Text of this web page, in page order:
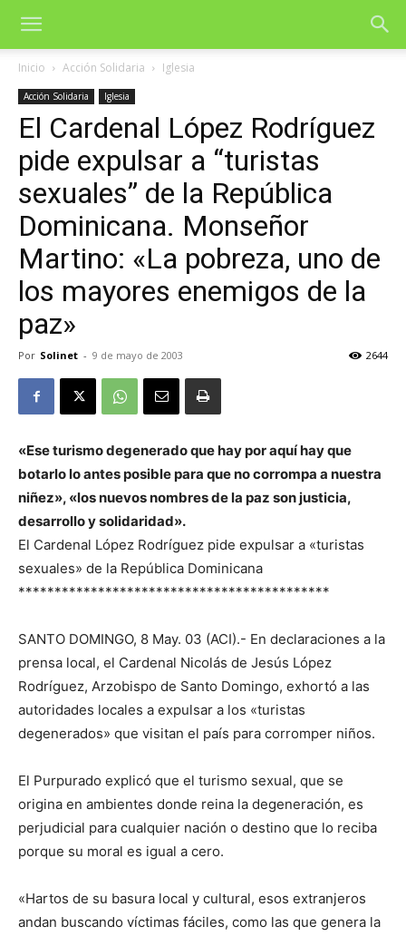
Inicio Acción Solidaria Iglesia
Acción Solidaria Iglesia
El Cardenal López Rodríguez
pide expulsar a “turistas
sexuales” de la República
Dominicana. Monseñor
Martino: «La pobreza, uno de
los mayores enemigos de la
paz»
Por Solinet - 9 de mayo de 2003 2644
«Ese turismo degenerado que hay por aquí hay que
botarlo lo antes posible para que no corrompa a nuestra
niñez», «los nuevos nombres de la paz son justicia,
desarrollo y solidaridad».
El Cardenal López Rodríguez pide expulsar a «turistas
sexuales» de la República Dominicana
*******************************************
SANTO DOMINGO, 8 May. 03 (ACI).- En declaraciones a la
prensa local, el Cardenal Nicolás de Jesús López
Rodríguez, Arzobispo de Santo Domingo, exhortó a las
autoridades locales a expulsar a los «turistas
degenerados» que visitan el país para corromper niños.
El Purpurado explicó que el turismo sexual, que se
origina en ambientes donde reina la degeneración, es
perjudicial para cualquier nación o destino que lo reciba
porque su moral es igual a cero.
«Hartos de su basura local y cultural, esos extranjeros
andan buscando víctimas fáciles, como las que genera la